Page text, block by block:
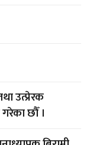
उत्प्रेरक
छौँ ।